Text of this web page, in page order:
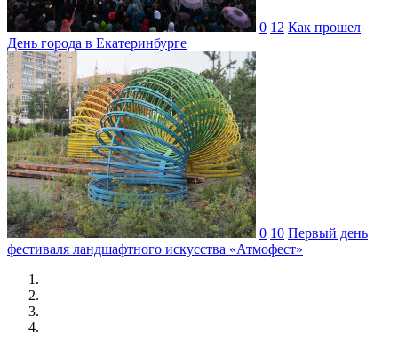
0 12 Как прошел
День города в Екатеринбурге
0 10 Первый день
фестиваля ландшафтного искусства «Атмофест»